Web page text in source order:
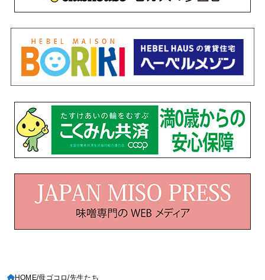
HOME 母ゴコロ 先生たち